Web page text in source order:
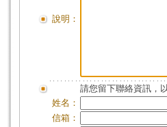
說明：
請您留下聯絡資訊，
姓名：
信箱：